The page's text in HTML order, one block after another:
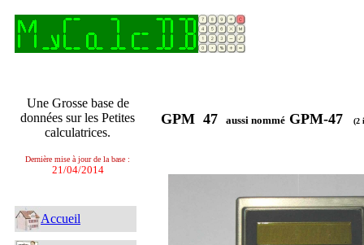
Une Grosse base de
données sur les Petites
calculatrices.
Dernière mise à jour de la base :
21/04/2014
Accueil
GPM 47 aussi nommé GPM-47 (2